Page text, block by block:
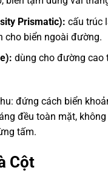
Prismatic): cấu trúc
cho biển ngoài đường.
dùng cho đường cao
đứng cách biển
đều toàn mặt,
tấm.
Cột